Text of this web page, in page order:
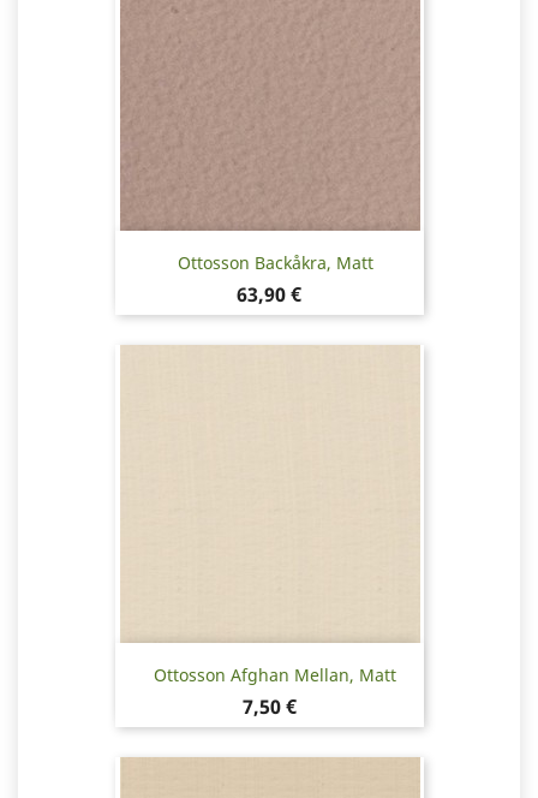
Ottosson Backåkra, Matt
Pris
63,90 €
Ottosson Afghan Mellan, Matt
Pris
7,50 €